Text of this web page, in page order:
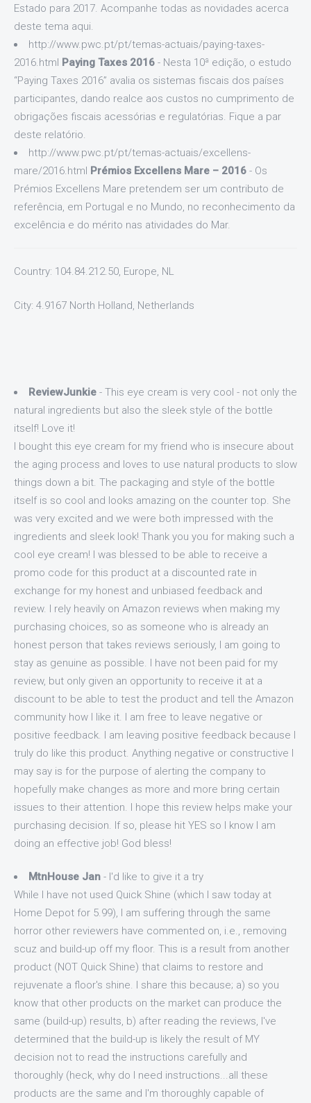
Estado para 2017. Acompanhe todas as novidades acerca
deste tema aqui.
http://www.pwc.pt/pt/temas-actuais/paying-taxes-
2016.html Paying Taxes 2016 - Nesta 10ª edição, o estudo
“Paying Taxes 2016” avalia os sistemas fiscais dos países
participantes, dando realce aos custos no cumprimento de
obrigações fiscais acessórias e regulatórias. Fique a par
deste relatório.
http://www.pwc.pt/pt/temas-actuais/excellens-
mare/2016.html Prémios Excellens Mare – 2016 - Os
Prémios Excellens Mare pretendem ser um contributo de
referência, em Portugal e no Mundo, no reconhecimento da
excelência e do mérito nas atividades do Mar.
Country: 104.84.212.50, Europe, NL
City: 4.9167 North Holland, Netherlands
ReviewJunkie - This eye cream is very cool - not only the
natural ingredients but also the sleek style of the bottle
itself! Love it!
I bought this eye cream for my friend who is insecure about
the aging process and loves to use natural products to slow
things down a bit. The packaging and style of the bottle
itself is so cool and looks amazing on the counter top. She
was very excited and we were both impressed with the
ingredients and sleek look! Thank you you for making such a
cool eye cream! I was blessed to be able to receive a
promo code for this product at a discounted rate in
exchange for my honest and unbiased feedback and
review. I rely heavily on Amazon reviews when making my
purchasing choices, so as someone who is already an
honest person that takes reviews seriously, I am going to
stay as genuine as possible. I have not been paid for my
review, but only given an opportunity to receive it at a
discount to be able to test the product and tell the Amazon
community how I like it. I am free to leave negative or
positive feedback. I am leaving positive feedback because I
truly do like this product. Anything negative or constructive I
may say is for the purpose of alerting the company to
hopefully make changes as more and more bring certain
issues to their attention. I hope this review helps make your
purchasing decision. If so, please hit YES so I know I am
doing an effective job! God bless!
MtnHouse Jan - I'd like to give it a try
While I have not used Quick Shine (which I saw today at
Home Depot for 5.99), I am suffering through the same
horror other reviewers have commented on, i.e., removing
scuz and build-up off my floor. This is a result from another
product (NOT Quick Shine) that claims to restore and
rejuvenate a floor's shine. I share this because; a) so you
know that other products on the market can produce the
same (build-up) results, b) after reading the reviews, I've
determined that the build-up is likely the result of MY
decision not to read the instructions carefully and
thoroughly (heck, why do I need instructions...all these
products are the same and I'm thoroughly capable of